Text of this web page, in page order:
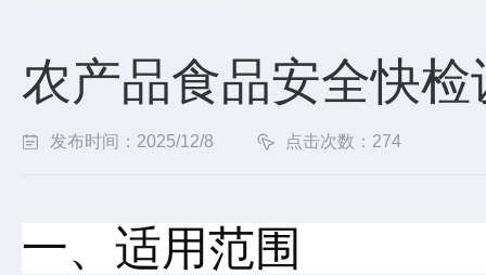
农产品食品安全快
发布时间：2025/12/8 点击次数：274
一、适用范围